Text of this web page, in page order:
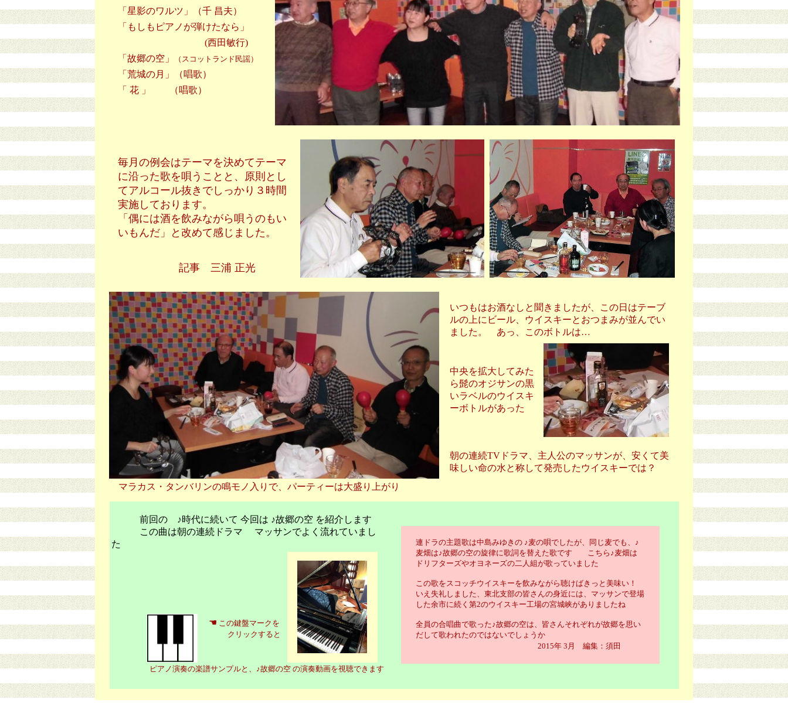
「星影のワルツ」（千 昌夫）
「もしもピアノが弾けたなら」
(西田敏行)
「故郷の空」
（スコットランド民謡）
「荒城の月」（唱歌）
「 花 」 （唱歌）
毎月の例会はテーマを決めてテーマ
に沿った歌を唄うことと、原則とし
てアルコール抜きでしっかり３時間
実施しております。
「偶には酒を飲みながら唄うのもい
いもんだ」と改めて感じました。
記事 三浦 正光
いつもはお酒なしと聞きましたが、この日はテーブ
ルの上にビール、ウイスキーとおつまみが並んでい
ました。 あっ、このボトルは…
中央を拡大してみた
ら髭のオジサンの黒
いラベルのウイスキ
ーボトルがあった
朝の連続TVドラマ、主人公のマッサンが、安くて美
味しい命の水と称して発売したウイスキーでは？
マラカス・タンバリンの鳴モノ入りで、パーティーは大盛り上がり
前回の ♪時代に続いて 今回は ♪故郷の空 を紹介します
この曲は朝の連続ドラマ マッサンでよく流れていまし
た
☚ この鍵盤マークを
クリックすると
ピアノ演奏の楽譜サンプルと、♪故郷の空 の演奏動画を視聴できます
連ドラの主題歌は中島みゆきの ♪麦の唄でしたが、同じ麦でも、♪
麦畑は♪故郷の空の旋律に歌詞を替えた歌です こちら♪麦畑は
ドリフターズやオヨネーズの二人組が歌っていました
この歌をスコッチウイスキーを飲みながら聴けばきっと美味い！
いえ失礼しました、東北支部の皆さんの身近には、マッサンで登場
した余市に続く第2のウイスキー工場の宮城峡がありましたね
全員の合唱曲で歌った♪故郷の空は、皆さんそれぞれが故郷を思い
だして歌われたのではないでしょうか
2015年 3月 編集：須田